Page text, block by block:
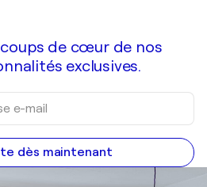
de cœur de nos
exclusives.
dès maintenant